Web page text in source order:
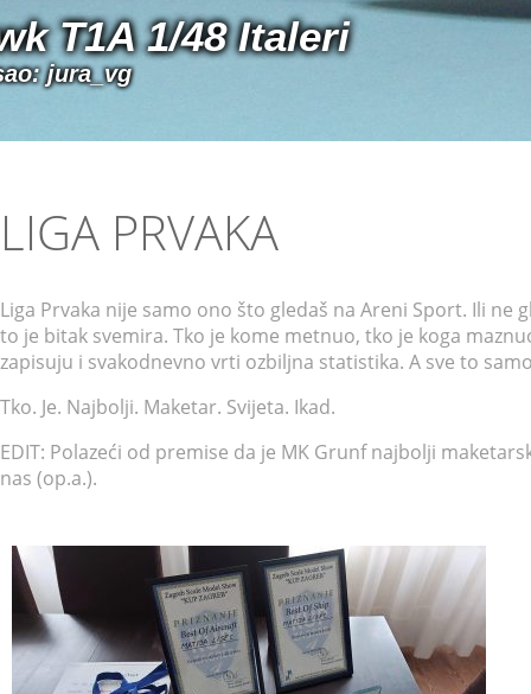
T1A 1/48 Italeri
jura_vg
LIGA PRVAKA
Liga Prvaka nije samo ono što gledaš na Areni Sport. Ili ne
to je bitak svemira. Tko je kome metnuo, tko je koga
zapisuju i svakodnevno vrti ozbiljna statistika. A sve to
Tko. Je. Najbolji. Maketar. Svijeta. Ikad.
EDIT: Polazeći od premise da je MK Grunf najbolji
nas (op.a.).